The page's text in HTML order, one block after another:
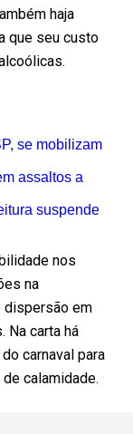
haja
que seu custo
se mobilizam
assaltos a
suspende
nos
na
dispersão em
Na carta há
carnaval para
calamidade.